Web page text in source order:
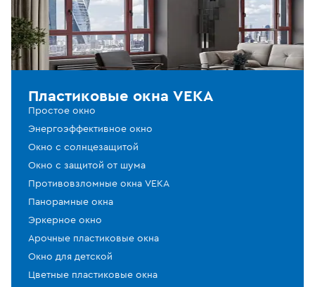
Пластиковые окна VEKA
Простое окно
Энергоэффективное окно
Окно с солнцезащитой
Окно с защитой от шума
Противовзломные окна VEKA
Панорамные окна
Эркерное окно
Арочные пластиковые окна
Окно для детской
Цветные пластиковые окна